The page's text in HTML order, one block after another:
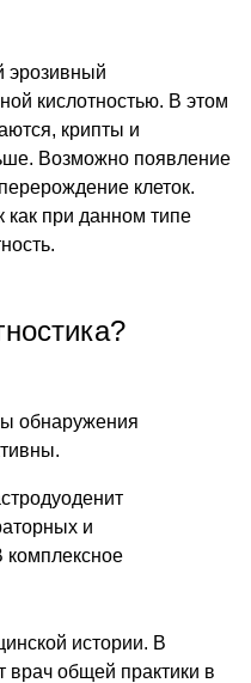
эрозивный
кислотностью. В этом
крипты и
Возможно появление
клеток.
при данном типе
обнаружения
и
комплексное
истории. В
врач общей практики в